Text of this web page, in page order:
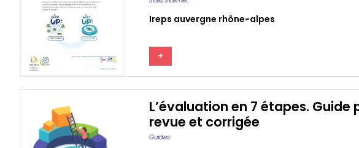
Ireps auvergne rhône-alpes
+
L’évaluation en 7 étapes.
revue et corrigée
Guides